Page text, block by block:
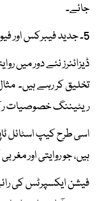
جائے۔
5۔ جدید فیبرکس اور فیوژن ڈیزائن
ڈیزائنرز نئے دور میں
تخلیق کر رہے ہیں۔
ریٹیننگ خصوصیات
اسی طرح کیپ اسٹائل
ہیں، جو روایتی اور
فیشن ایکسپرٹس کی